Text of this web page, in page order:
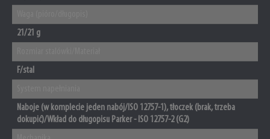
21/21 g
F/stal
Naboje (w komplecie jeden nabój/ISO 12757-1), tłoczek (brak, trzeba
dokupić)/Wkład do długopisu Parker - ISO 12757-2 (G2)